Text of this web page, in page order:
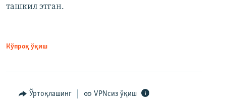
ташкил этган.
Кўпроқ ўқиш
Ўртоқлашинг VPNсиз ўқиш